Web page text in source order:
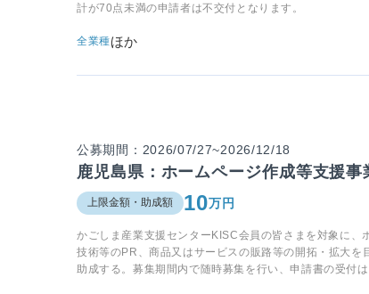
計が70点未満の申請者は不交付となります。
全業種ほか
公募期間：2026/07/27~2026/12/18
鹿児島県：ホームページ作成等支援
上限金額・助成額 10万円
かごしま産業支援センターKISC会員の皆さまを対象に
技術等のPR、商品又はサービスの販路等の開拓・拡大
助成する。募集期間内で随時募集を行い、申請書の受付